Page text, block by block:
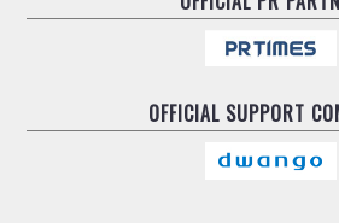
OFFICIAL SUPPORT